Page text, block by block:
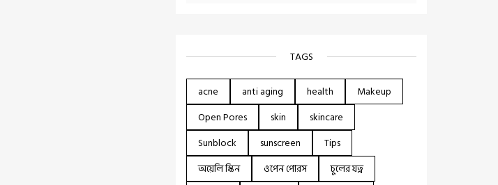
TAGS
acne anti aging health
Makeup
Open Pores
skin
skincare
Sunblock
sunscreen
Tips
অয়েলি স্কিন
ওপেন পোরস
চুলের যত্ন